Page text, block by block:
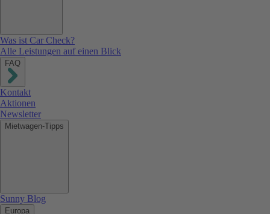
Was ist Car Check?
Alle Leistungen auf einen Blick
FAQ
Kontakt
Aktionen
Newsletter
Mietwagen-Tipps
Sunny Blog
Europa